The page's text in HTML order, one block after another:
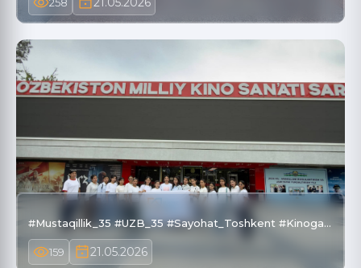
#Mustaqillik_35 #UZB_35 #Sayohat_Toshkent #Kinoga…
159 21.05.2026